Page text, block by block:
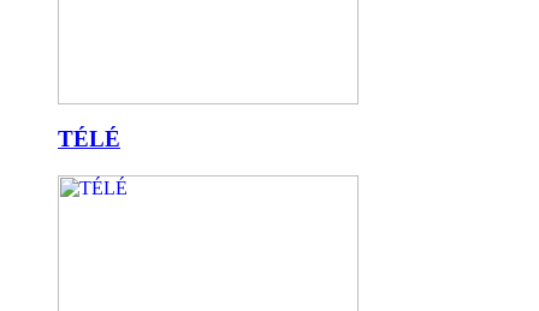
TÉLÉ